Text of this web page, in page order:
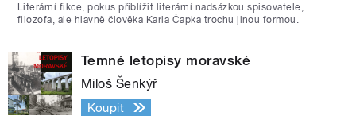
Literární fikce, pokus přiblížit literární nadsázkou spisovatele,
filozofa, ale hlavně člověka Karla Čapka trochu jinou formou.
Temné letopisy moravské
Miloš Šenkýř
Koupit